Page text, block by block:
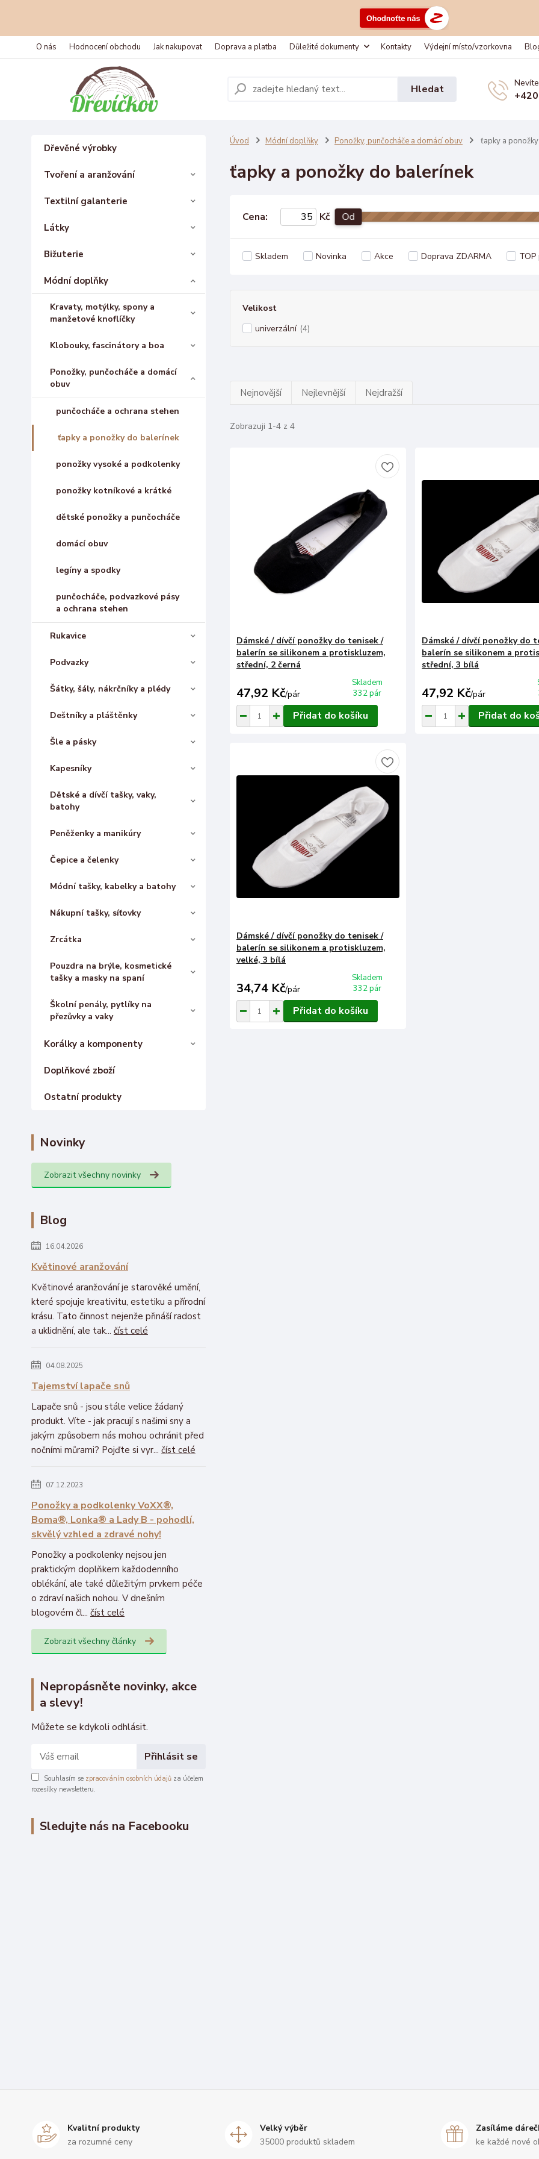
O nás Hodnocení obchodu Jak nakupovat Doprava a platba Důležité dokumenty Kontakty Výdejní místo/vzorkovna
Hledat
Dřevěné výrobky
Tvoření a aranžování
Textilní galanterie
Látky
Bižuterie
Módní doplňky
Kravaty, motýlky, spony a
manžetové knoflíčky
Klobouky, fascinátory a boa
Ponožky, punčocháče a domácí
obuv
punčocháče a ochrana stehen
ťapky a ponožky do balerínek
ponožky vysoké a podkolenky
ponožky kotníkové a krátké
dětské ponožky a punčocháče
domácí obuv
legíny a spodky
punčocháče, podvazkové pásy
a ochrana stehen
Rukavice
Podvazky
Šátky, šály, nákrčníky a plédy
Deštníky a pláštěnky
Šle a pásky
Kapesníky
Dětské a dívčí tašky, vaky,
batohy
Peněženky a manikúry
Čepice a čelenky
Módní tašky, kabelky a batohy
Nákupní tašky, síťovky
Zrcátka
Pouzdra na brýle, kosmetické
tašky a masky na spaní
Školní penály, pytlíky na
přezůvky a vaky
Korálky a komponenty
Doplňkové zboží
Ostatní produkty
Novinky
Zobrazit všechny novinky
Blog
16.04.2026
Květinové aranžování
Květinové aranžování je starověké umění,
které spojuje kreativitu, estetiku a přírodní
krásu. Tato činnost nejenže přináší radost
a uklidnění, ale tak... číst celé
04.08.2025
Tajemství lapače snů
Lapače snů - jsou stále velice žádaný
produkt. Víte - jak pracují s našimi sny a
jakým způsobem nás mohou ochránit před
nočními můrami? Pojďte si vyr... číst celé
07.12.2023
Ponožky a podkolenky VoXX®,
Boma®, Lonka® a Lady B - pohodlí,
skvělý vzhled a zdravé nohy!
Ponožky a podkolenky nejsou jen
praktickým doplňkem každodenního
oblékání, ale také důležitým prvkem péče
o zdraví našich nohou. V dnešním
blogovém čl... číst celé
Zobrazit všechny články
Nepropásněte novinky, akce
a slevy!
Můžete se kdykoli odhlásit.
Přihlásit se
Souhlasím se zpracováním osobních údajů za účelem
rozesílky newsletteru.
Sledujte nás na Facebooku
Úvod Módní doplňky Ponožky, punčocháče a domácí obuv ťapky a
ťapky a ponožky do balerínek
Cena: Kč Od
Skladem Novinka Akce Doprava ZDARMA
Velikost
univerzální (4)
Nejnovější Nejlevnější Nejdražší
Zobrazuji 1-4 z 4
Dámské / dívčí ponožky do tenisek /
balerín se silikonem a protiskluzem,
střední, 2 černá
47,92 Kč/pár
Skladem
332 pár
Přidat do košíku
Dámské / dívčí ponožky do
balerín se silikonem a
střední, 3 bílá
47,92 Kč/pár
Přidat do
Dámské / dívčí ponožky do tenisek /
balerín se silikonem a protiskluzem,
velké, 3 bílá
34,74 Kč/pár
Skladem
332 pár
Přidat do košíku
Kvalitní produkty
za rozumné ceny
Velký výběr
35000 produktů skladem
Zasíláme
ke každé nové